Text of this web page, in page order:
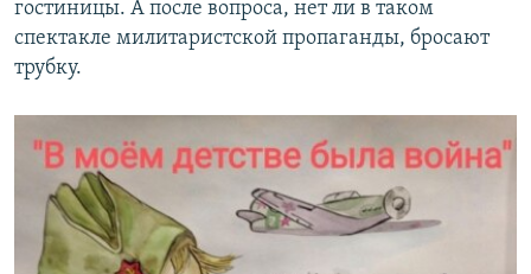
гостиницы. А после вопроса, нет ли в таком
спектакле милитаристской пропаганды, бросают
трубку.